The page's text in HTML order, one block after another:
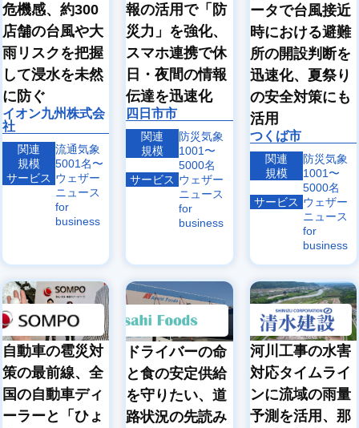
危機感、約300
店舗の台風や大
雨リスクを把握
して浸水を未然
に防ぐ
イオン九州株式会
社
関連
流通気象
規模
5001名〜
サービス ウェザー
ニュース
for
business
報の活用で「防
災力」を強化、
スマホ連携で休
日・夜間の情報
伝達を迅速化
四日市市
関連
防災気象
規模
1001〜
5000名
サービス ウェザー
ニュース
for
business
ータで台風接近
時における避難
所の開設判断を
迅速化、夏祭り
の安全対策にも
活用
つくば市
関連
防災気象
規模
1001〜
5000名
サービス ウェザー
ニュース
for
business
自動車の雹災対
策の最前線、全
国の自動車ディ
ーラーと「ひょ
ドライバーの命
と食の安定供給
を守りたい、道
路状況の先読み
河川工事の水害
対応タイムライ
ンに流域の雨量
予測を活用、那